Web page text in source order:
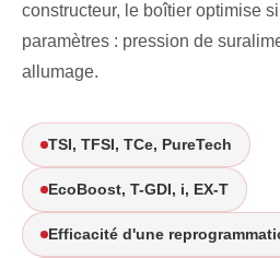
constructeur, le boîtier optimise
paramètres : pression de
allumage.
TSI, TFSI, TCe, PureTech
EcoBoost, T-GDI, i, EX-T
Efficacité d'une